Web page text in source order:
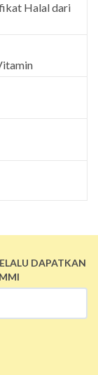
Halal dari
DAPATKAN